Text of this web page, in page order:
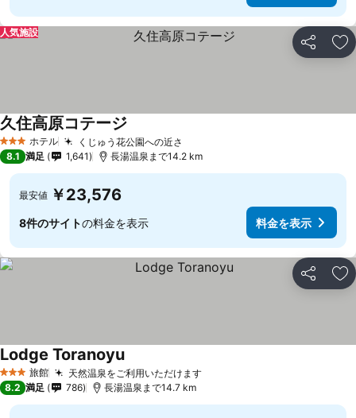
シェア お
人気施設
3 ホテルのランク
ホテル くじゅう花公園への近さ
久住高原コテージ
8.1 満足 1,641 長湯温泉まで14.2 km
最安値 ￥23,576
8件のサイトの料金を表示 料金を表示
シェア お
3 ホテルのランク
旅館 天然温泉をご利用いただけます料金を表示
Lodge Toranoyu料金を表示
8.2 満足 786 長湯温泉まで14.7 km